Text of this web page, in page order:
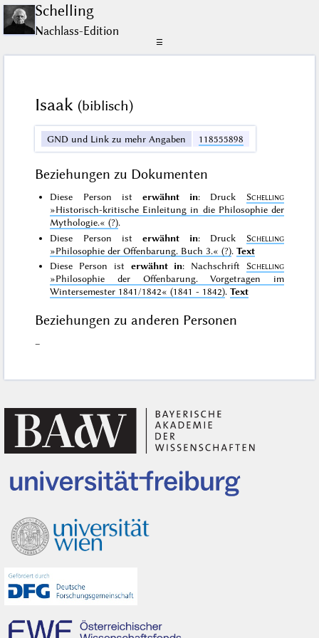
Schelling
Nachlass-Edition
☰
Isaak (biblisch)
GND und Link zu mehr Angaben 118555898
Beziehungen zu Dokumenten
Diese Person ist erwähnt in: Druck Schelling
»Historisch-kritische Einleitung in die Philosophie der
Mythologie.« (?).
Diese Person ist erwähnt in: Druck Schelling
»Philosophie der Offenbarung. Buch 3.« (?).Text
Diese Person ist erwähnt in: Nachschrift Schelling
»Philosophie der Offenbarung. Vorgetragen im
Wintersemester 1841/1842« (1841 - 1842).Text
Beziehungen zu anderen Personen
–